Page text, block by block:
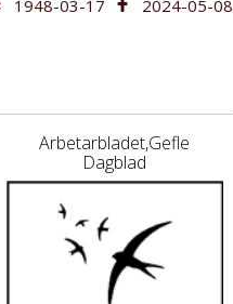
1948-03-17 2024-05-08
Arbetarbladet,Gefle
Dagblad